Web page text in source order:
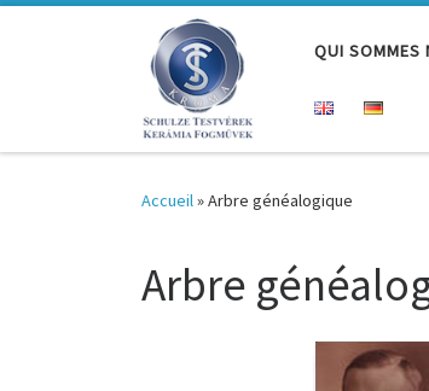
QUI SOMMES
Accueil»Arbre généalogique
Arbre